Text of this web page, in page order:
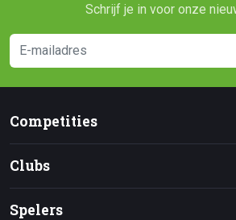
Schrijf je in voor onze
Competities
Clubs
Spelers